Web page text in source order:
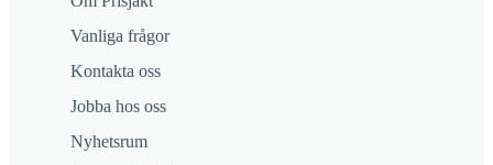
Vanliga frågor
Kontakta oss
Jobba hos oss
Nyhetsrum